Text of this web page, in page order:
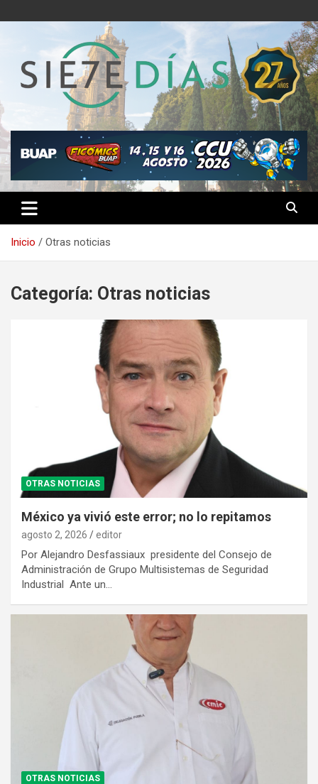
al
Semanario 7 Días
Inicio Otras noticias
Categoría: Otras noticias
OTRAS NOTICIAS
México ya vivió este error; no lo repitamos
agosto 2, 2026 editor
Por Alejandro Desfassiaux presidente del Consejo de
Administración de Grupo Multisistemas de Seguridad
Industrial Ante un…
OTRAS NOTICIAS